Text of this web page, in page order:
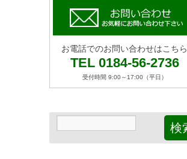
お電話でのお問い合わせはこちら
TEL 0184-56-2736
受付時間 9:00～17:00（平日）